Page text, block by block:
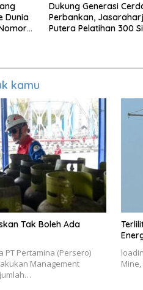
Dunia
Dukung Generasi
Perbankan,
Putera Pelatihan 300
kamu
Tak Boleh Ada
PT Pertamina (Persero)
Management